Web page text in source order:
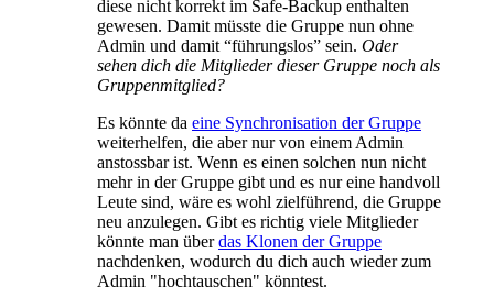
diese nicht korrekt im Safe-Backup enthalten
gewesen. Damit müsste die Gruppe nun ohne
Admin und damit “führungslos” sein. Oder
sehen dich die Mitglieder dieser Gruppe noch als
Gruppenmitglied?
Es könnte da eine Synchronisation der Gruppe
weiterhelfen, die aber nur von einem Admin
anstossbar ist. Wenn es einen solchen nun nicht
mehr in der Gruppe gibt und es nur eine handvoll
Leute sind, wäre es wohl zielführend, die Gruppe
neu anzulegen. Gibt es richtig viele Mitglieder
könnte man überdas Klonen der Gruppe
nachdenken, wodurch du dich auch wieder zum
Admin "hochtauschen" könntest.